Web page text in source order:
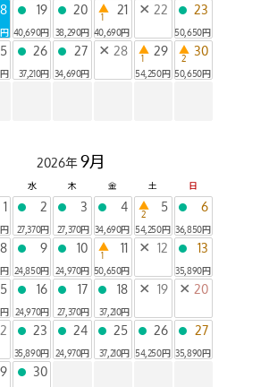
● 19
40,690円
● 20
38,290円
▲
1 21
40,690円
× 22 ● 23
50,650円
● 26
37,210円
● 27
34,690円
× 28 ▲
1 29
54,250円
▲
2 30
50,650円
2026年9月
水 木 金 土
日
1 ● 2
27,370円
● 3
27,370円
● 4
34,690円
▲
2 5
54,250円
● 6
36,850円
8 ● 9
24,850円
● 10
24,970円
▲
1 11
50,650円
× 12 ● 13
35,890円
● 16
24,970円
● 17
27,370円
● 18
37,210円
× 19 × 20
● 23
35,890円
● 24
24,970円
● 25
37,210円
● 26
54,250円
● 27
35,890円
● 30